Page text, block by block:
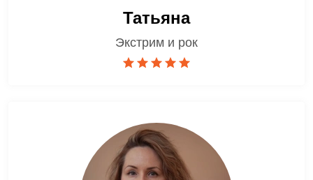
Татьяна
Экстрим и рок